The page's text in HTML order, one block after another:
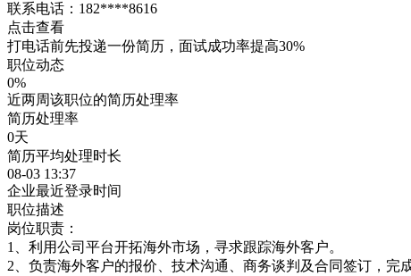
联系电话： 182****8616
点击查看
打电话前先投递一份简历，面试成功率提高30%
职位动态
0%
近两周该职位的简历处理率
简历处理率
0天
简历平均处理时长
08-03 13:37
企业最近登录时间
职位描述
岗位职责：
1、利用公司平台开拓海外市场，寻求跟踪海外客户。
2、负责海外客户的报价、技术沟通、商务谈判及合同签订，完